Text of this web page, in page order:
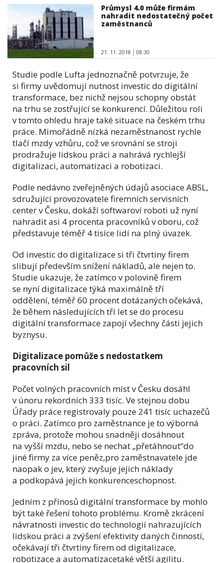
Průmysl 4.0 může firmám
nahradit nedostatečný počet
zaměstnanců
21. 11. 2018 08:30
Studie podle Lufta jednoznačně potvrzuje, že
si firmy uvědomují nutnost investic do digitální
transformace, bez nichž nejsou schopny obstát
na trhu se zostřující se konkurencí. Důležitou roli
v tomto ohledu hraje také situace na českém trhu
práce. Mimořádně nízká nezaměstnanost rychle
tlačí mzdy vzhůru, což ve srovnání se stroji
prodražuje lidskou práci a nahrává rychlejší
digitalizaci, automatizaci a robotizaci.
Podle nedávno zveřejněných údajů asociace ABSL,
sdružující provozovatele firemních servisních
center v Česku, dokáží softwaroví roboti už nyní
nahradit asi 4 procenta pracovníků v oboru, což
představuje téměř 4 tisíce lidí na plný úvazek.
Od investic do digitalizace si tři čtvrtiny firem
slibují především snížení nákladů, ale nejen to.
Studie ukazuje, že zatímco v polovině firem
se nyní digitalizace týká maximálně tří
oddělení, téměř 60 procent dotázaných očekává,
že během následujících tří let se do procesu
digitální transformace zapojí všechny části jejich
byznysu.
Digitalizace pomůže s nedostatkem
pracovních sil
Počet volných pracovních míst v Česku dosáhl
v únoru rekordních 333 tisíc. Ve stejnou dobu
Úřady práce registrovaly pouze 241 tisíc uchazečů
o práci. Zatímco pro zaměstnance je to výborná
zpráva, protože mohou snadněji dosáhnout
na vyšší mzdu, nebo se nechat „přetáhnout“do
jiné firmy za více peněz,pro zaměstnavatele jde
naopak o jev, který zvyšuje jejich náklady
a podkopává jejich konkurenceschopnost.
Jedním z přínosů digitální transformace by mohlo
být také řešení tohoto problému. Kromě zkrácení
návratnosti investic do technologií nahrazujících
lidskou práci a zvýšení efektivity daných činností,
očekávají tři čtvrtiny firem od digitalizace,
robotizace a automatizacetaké větší agilitu.